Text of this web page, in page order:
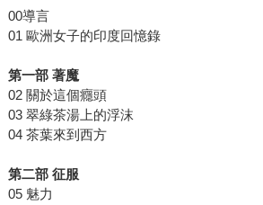
00導言
01 歐洲女子的印度回憶錄
第一部 著魔
02 關於這個癮頭
03 翠綠茶湯上的浮沫
04 茶葉來到西方
第二部 征服
05 魅力